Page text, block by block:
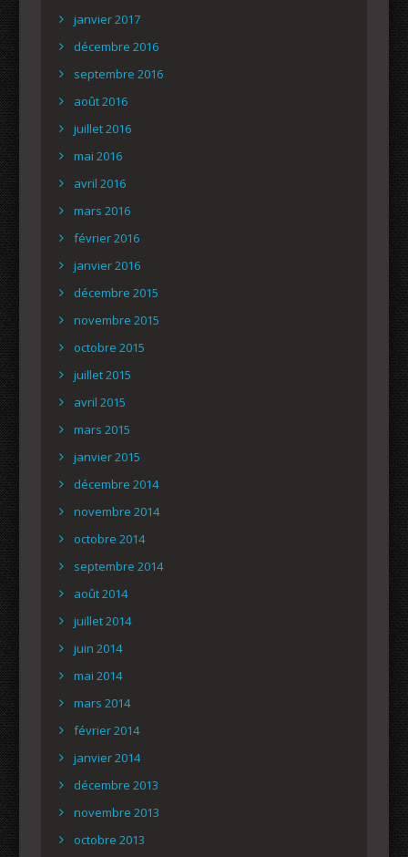
janvier 2017
décembre 2016
septembre 2016
août 2016
juillet 2016
mai 2016
avril 2016
mars 2016
février 2016
janvier 2016
décembre 2015
novembre 2015
octobre 2015
juillet 2015
avril 2015
mars 2015
janvier 2015
décembre 2014
novembre 2014
octobre 2014
septembre 2014
août 2014
juillet 2014
juin 2014
mai 2014
mars 2014
février 2014
janvier 2014
décembre 2013
novembre 2013
octobre 2013